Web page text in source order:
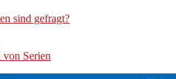
sind gefragt?
von Serien